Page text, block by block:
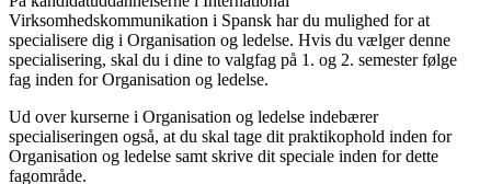
Virksomhedskommunikation i Spansk har du mulighed for at
specialisere dig i Organisation og ledelse. Hvis du vælger denne
specialisering, skal du i dine to valgfag på 1. og 2. semester følge
fag inden for Organisation og ledelse.
Ud over kurserne i Organisation og ledelse indebærer
specialiseringen også, at du skal tage dit praktikophold inden for
Organisation og ledelse samt skrive dit speciale inden for dette
fagområde.